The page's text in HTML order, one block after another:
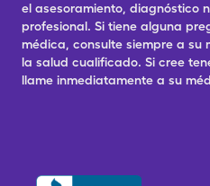
el asesoramiento, diagnóstico
profesional. Si tiene alguna
médica, consulte siempre a su
la salud cualificado. Si cree
llame inmediatamente a su